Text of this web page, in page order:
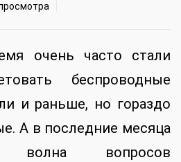
очень часто стали
беспроводные
и раньше, но гораздо
А в последние месяца
вопросов